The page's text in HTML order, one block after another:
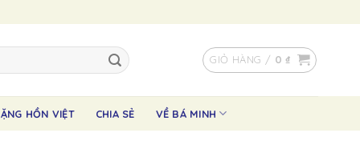
GIỎ HÀNG / 0₫
HỒN VIỆT CHIA SẺ VỀ BÁ MINH